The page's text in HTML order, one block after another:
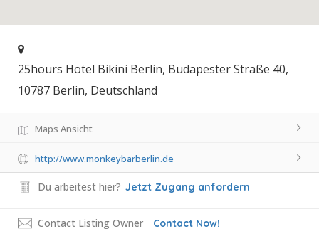
25hours Hotel Bikini Berlin, Budapester Straße 40,
10787 Berlin, Deutschland
Maps Ansicht
http://www.monkeybarberlin.de
Du arbeitest hier? Jetzt Zugang anfordern
Contact Listing Owner Contact Now!